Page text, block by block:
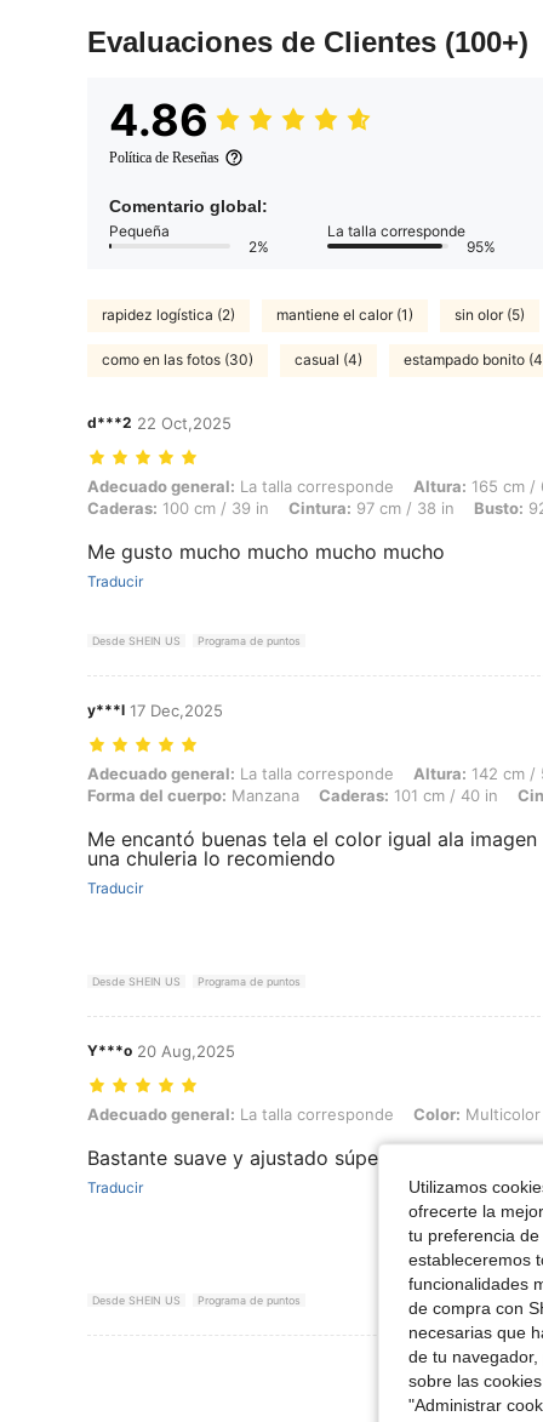
Evaluaciones de Clientes (100+)
4.86
Política de Reseñas
Comentario global:
Pequeña
2%
La talla corresponde
95%
rapidez logística (2) mantiene el calor (1) sin olor (5)
como en las fotos (30) casual (4) estampado bonito
d***2 22 Oct,2025
Adecuado general: La talla corresponde, Altura: 165 cm / 65 in,
Adecuado general: La talla corresponde Altura: 165 cm /
Caderas: 100 cm / 39 in Cintura: 97 cm / 38 in Busto:
Me gusto mucho mucho mucho mucho
Traducir
Desde SHEIN US Programa de puntos
y***l 17 Dec,2025
Adecuado general: La talla corresponde, Altura: 142 cm / 56 in,
Adecuado general: La talla corresponde Altura: 142 cm /
Forma del cuerpo: Manzana Caderas: 101 cm / 40 in
Me encantó buenas tela el color igual ala
una chuleria lo recomiendo
Traducir
Desde SHEIN US Programa de puntos
Y***o 20 Aug,2025
Adecuado general: La talla corresponde, Color: Multicolor, Talla: XL
Adecuado general: La talla corresponde Color: Multicolor
Bastante suave y ajustado súper cómodo
Traducir
Desde SHEIN US Programa de puntos
Ver Más
Utilizamos
ofrecerte la
tu preferencia
estableceremos
funcionalidades
de compra con
necesarias que
de tu
sobre las
"Administrar